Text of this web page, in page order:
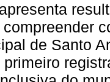
de Santo